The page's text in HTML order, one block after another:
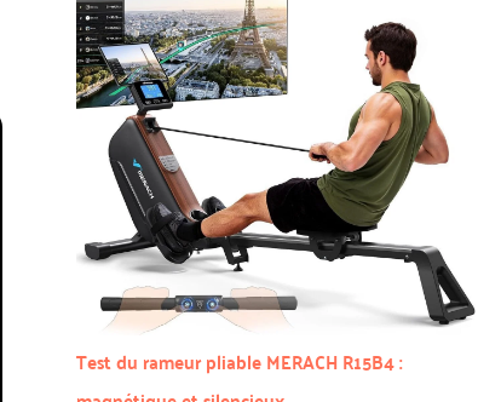
Test du rameur pliable MERACH R15B4 :